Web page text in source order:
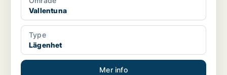
Vallentuna
Type
Lägenhet
Mer info